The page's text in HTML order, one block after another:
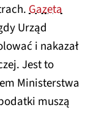
Gazeta
Urząd
i nakazał
Jest to
Ministerstwa
muszą